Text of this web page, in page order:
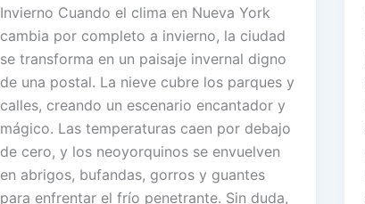
Invierno Cuando el clima en Nueva York
cambia por completo a invierno, la ciudad
se transforma en un paisaje invernal digno
de una postal. La nieve cubre los parques y
calles, creando un escenario encantador y
mágico. Las temperaturas caen por debajo
de cero, y los neoyorquinos se envuelven
en abrigos, bufandas, gorros y guantes
para enfrentar el frío penetrante. Sin duda,